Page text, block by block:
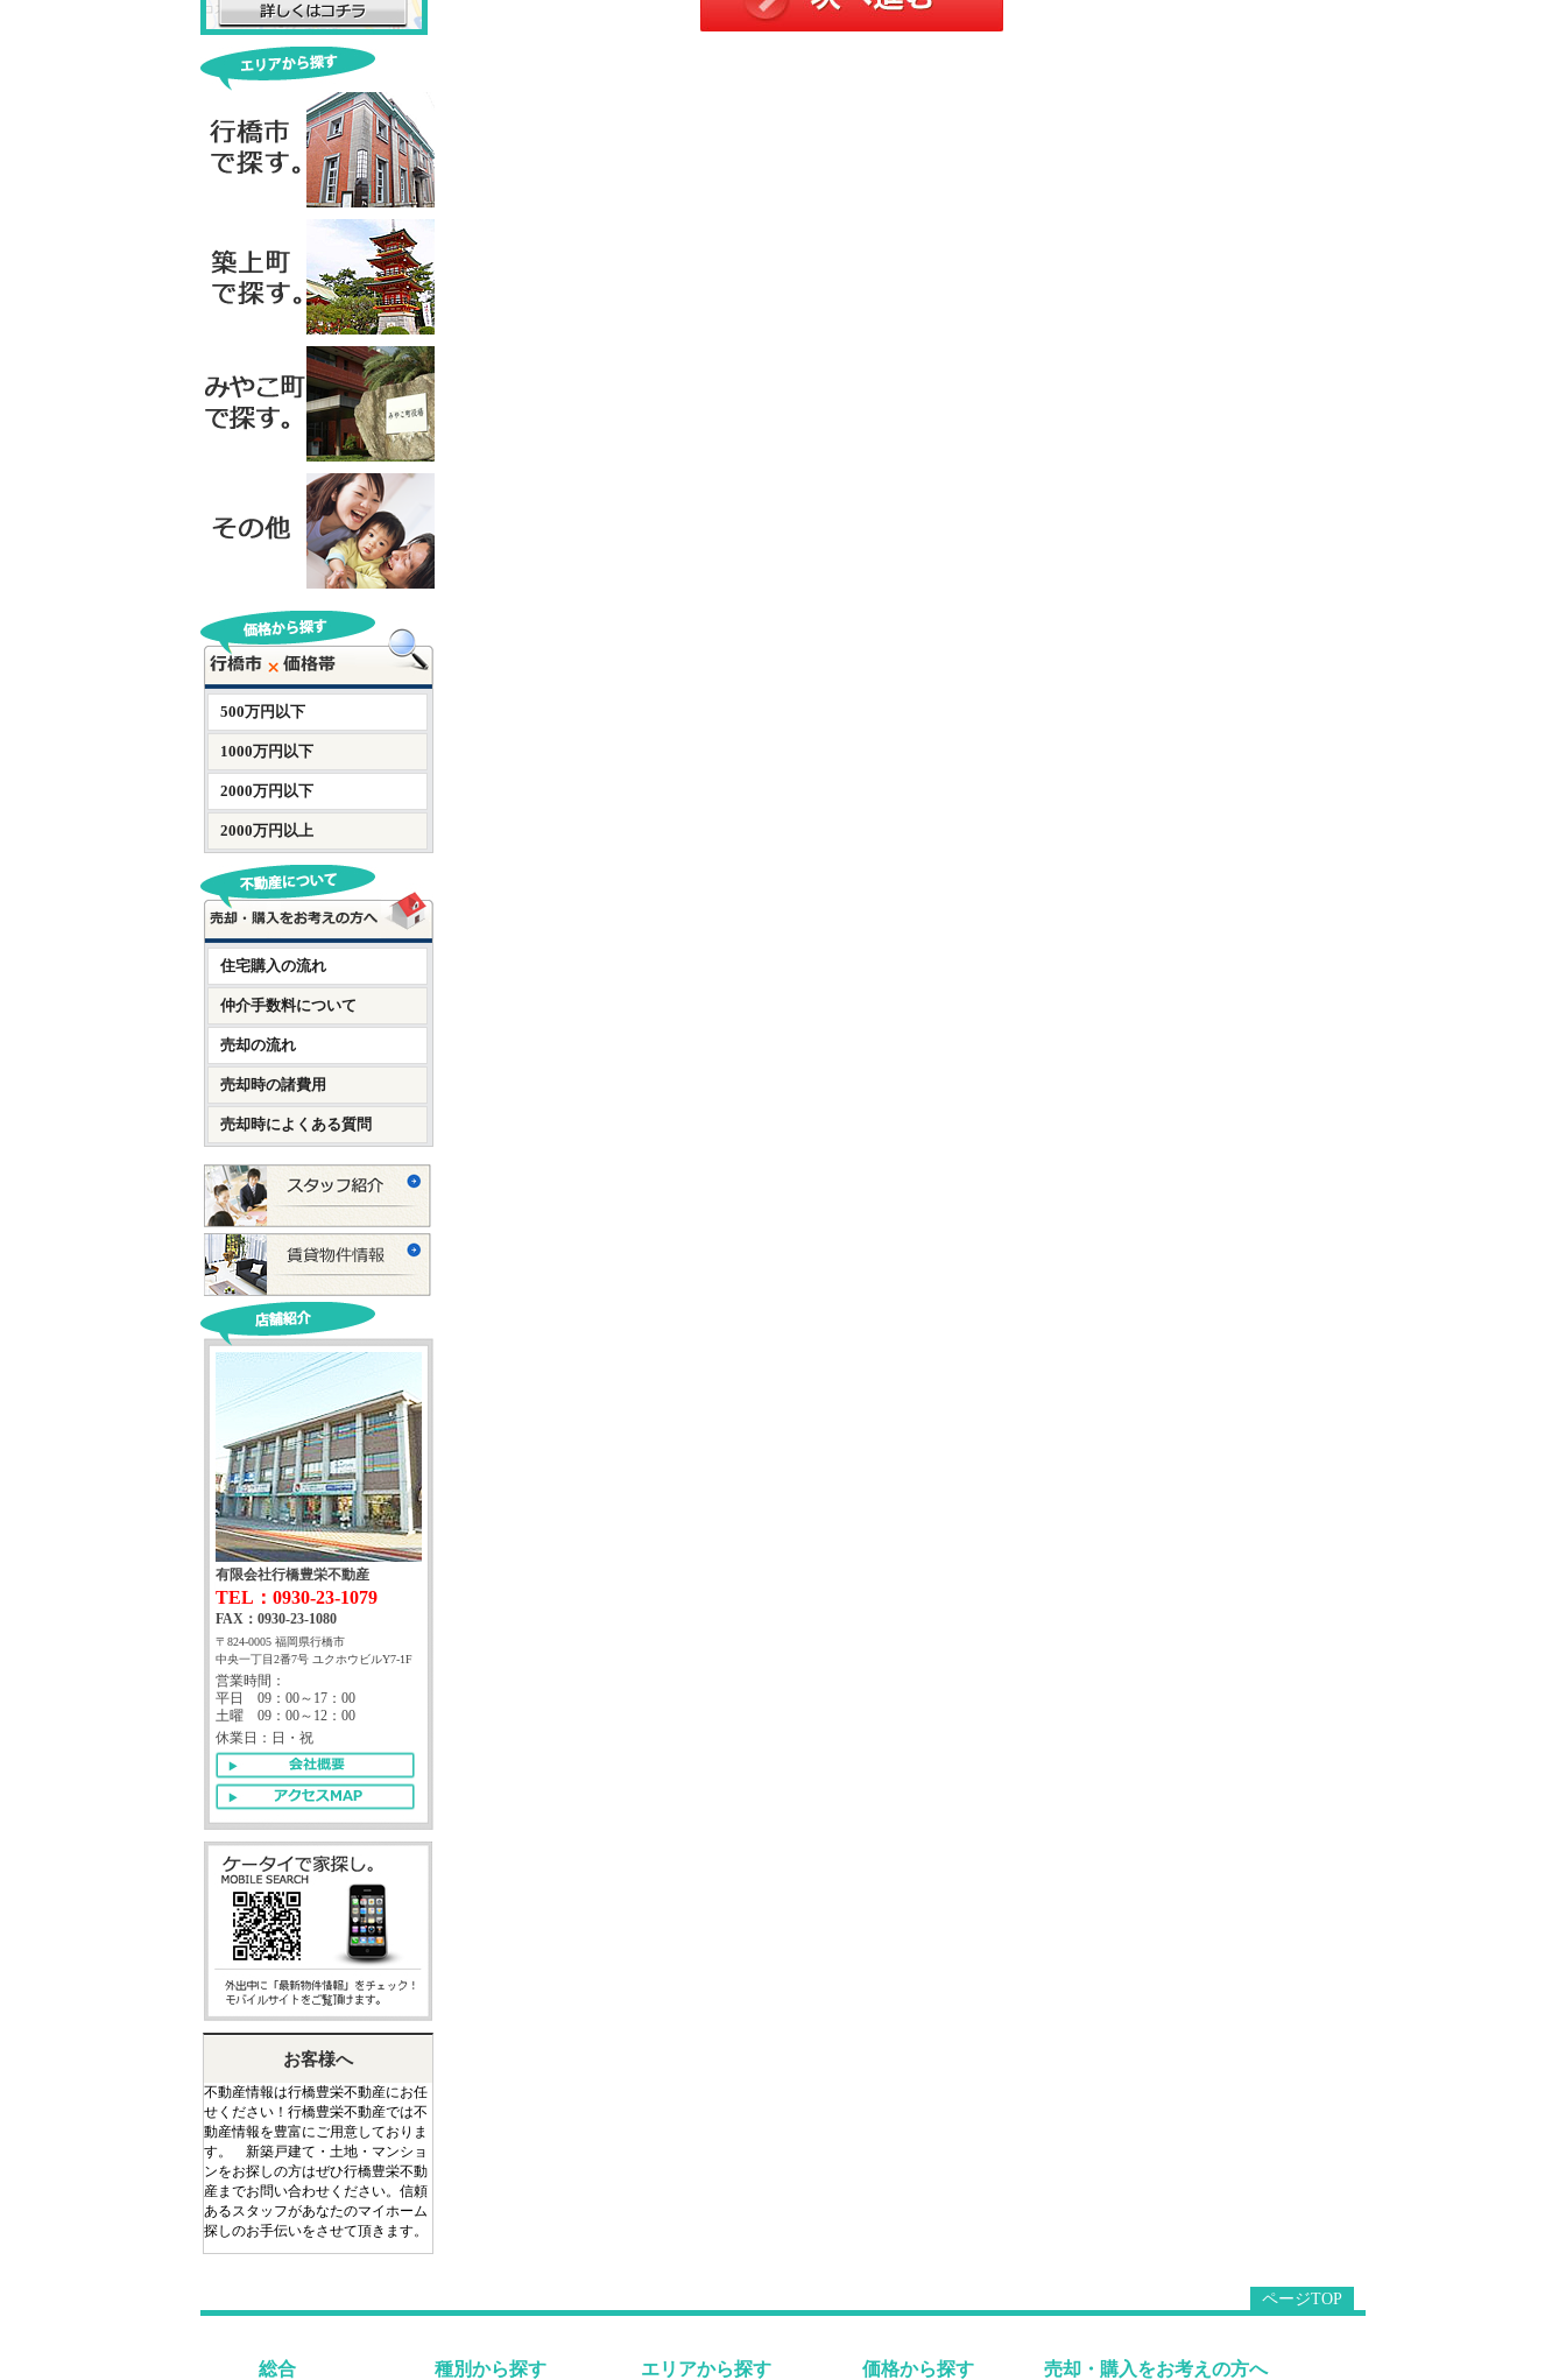
500万円以下
1000万円以下
2000万円以下
2000万円以上
住宅購入の流れ
仲介手数料について
売却の流れ
売却時の諸費用
売却時によくある質問
有限会社行橋豊栄不動産
TEL：0930-23-1079
FAX：0930-23-1080
〒824-0005 福岡県行橋市
中央一丁目2番7号 ユクホウビルY7-1F
営業時間：
平日 09：00～17：00
土曜 09：00～12：00
休業日：日・祝
お客様へ
不動産情報は行橋豊栄不動産にお任
せください！行橋豊栄不動産では不
動産情報を豊富にご用意しておりま
す。 新築戸建て・土地・マンショ
ンをお探しの方はぜひ行橋豊栄不動
産までお問い合わせください。信頼
あるスタッフがあなたのマイホーム
探しのお手伝いをさせて頂きます。
ページTOP
総合 種別から探す エリアから探す 価格から探す 売却・購入をお考えの方へ